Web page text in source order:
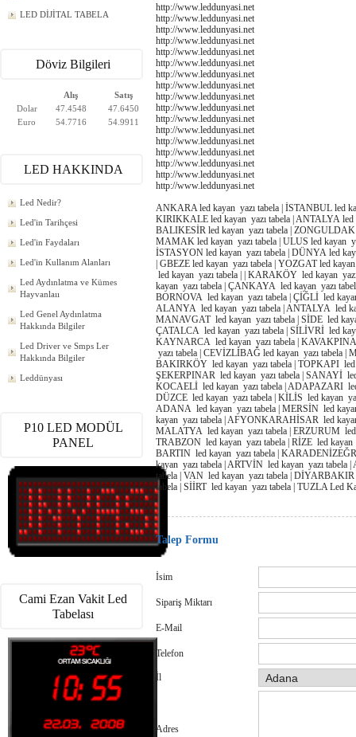
LED DİJİTAL TABELA
Döviz Bilgileri
Alış
Satış
Dolar
47.4548
47.6450
Euro
54.7716 54.9911
LED HAKKINDA
Led Nedir?
Led'in Tarihçesi
Led'in Faydaları
Led'in Kullanım Alanları
Led Aydınlatma ve Kümes
Hayvanlaıı
Led Genel Aydınlatma
Hakkında Bilgiler
Led Driver ve Smps Ler
Hakkında Bilgiler
Leddünyası
P10 LED MODÜL
PANEL
Cami Ezan Vakit Led
Tabelası
http://www.leddunyasi.net
http://www.leddunyasi.net
http://www.leddunyasi.net
http://www.leddunyasi.net
http://www.leddunyasi.net
http://www.leddunyasi.net
http://www.leddunyasi.net
http://www.leddunyasi.net
http://www.leddunyasi.net
http://www.leddunyasi.net
http://www.leddunyasi.net
http://www.leddunyasi.net
http://www.leddunyasi.net
http://www.leddunyasi.net
http://www.leddunyasi.net
http://www.leddunyasi.net
http://www.leddunyasi.net
ANKARA led kayan yazı tabela | İSTANBUL led
KIRIKKALE led kayan yazı tabela | ANTALYA led
BALIKESİR led kayan yazı tabela | ZONGULDAK
MAMAK led kayan yazı tabela | ULUS led kayan
İSTASYON led kayan yazı tabela | DÜNYA led
| GBEZE led kayan yazı tabela | YOZGAT led
led kayan yazı tabela | | KARAKÖY led kayan
kayan yazı tabela | ÇANKAYA led kayan yazı
BORNOVA led kayan yazı tabela | ÇİĞLİ led
ALANYA led kayan yazı tabela | ANTALYA led
MANAVGAT led kayan yazı tabela | SİDE led
ÇATALCA led kayan yazı tabela | SİLİVRİ led
KAYNARCA led kayan yazı tabela |
yazı tabela | CEVİZLİBAĞ led kayan yazı tabela |
BAKIRKÖY led kayan yazı tabela | TOPKAPI led
ŞEKERPINAR led kayan yazı tabela | SANAYİ
KOCAELİ led kayan yazı tabela | ADAPAZARI
DÜZCE led kayan yazı tabela | KİLİS led kayan
ADANA led kayan yazı tabela | MERSİN led
kayan yazı tabela | AFYONKARAHİSAR led
MALATYA led kayan yazı tabela | ERZURUM led
TRABZON led kayan yazı tabela | RİZE led
BARTIN led kayan yazı tabela |
kayan yazı tabela | ARTVİN led kayan yazı
tabela | VAN led kayan yazı tabela |
tabela | SİİRT led kayan yazı tabela | TUZLA Led
Talep Formu
İsim
Sipariş Miktarı
E-Mail
Telefon
İl
Adres